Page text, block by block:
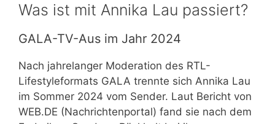
Was ist mit Annika Lau passiert?
GALA-TV-Aus im Jahr 2024
Nach jahrelanger Moderation des RTL-
Lifestyleformats GALA trennte sich Annika Lau
im Sommer 2024 vom Sender. Laut Bericht von
WEB.DE (Nachrichtenportal) fand sie nach dem